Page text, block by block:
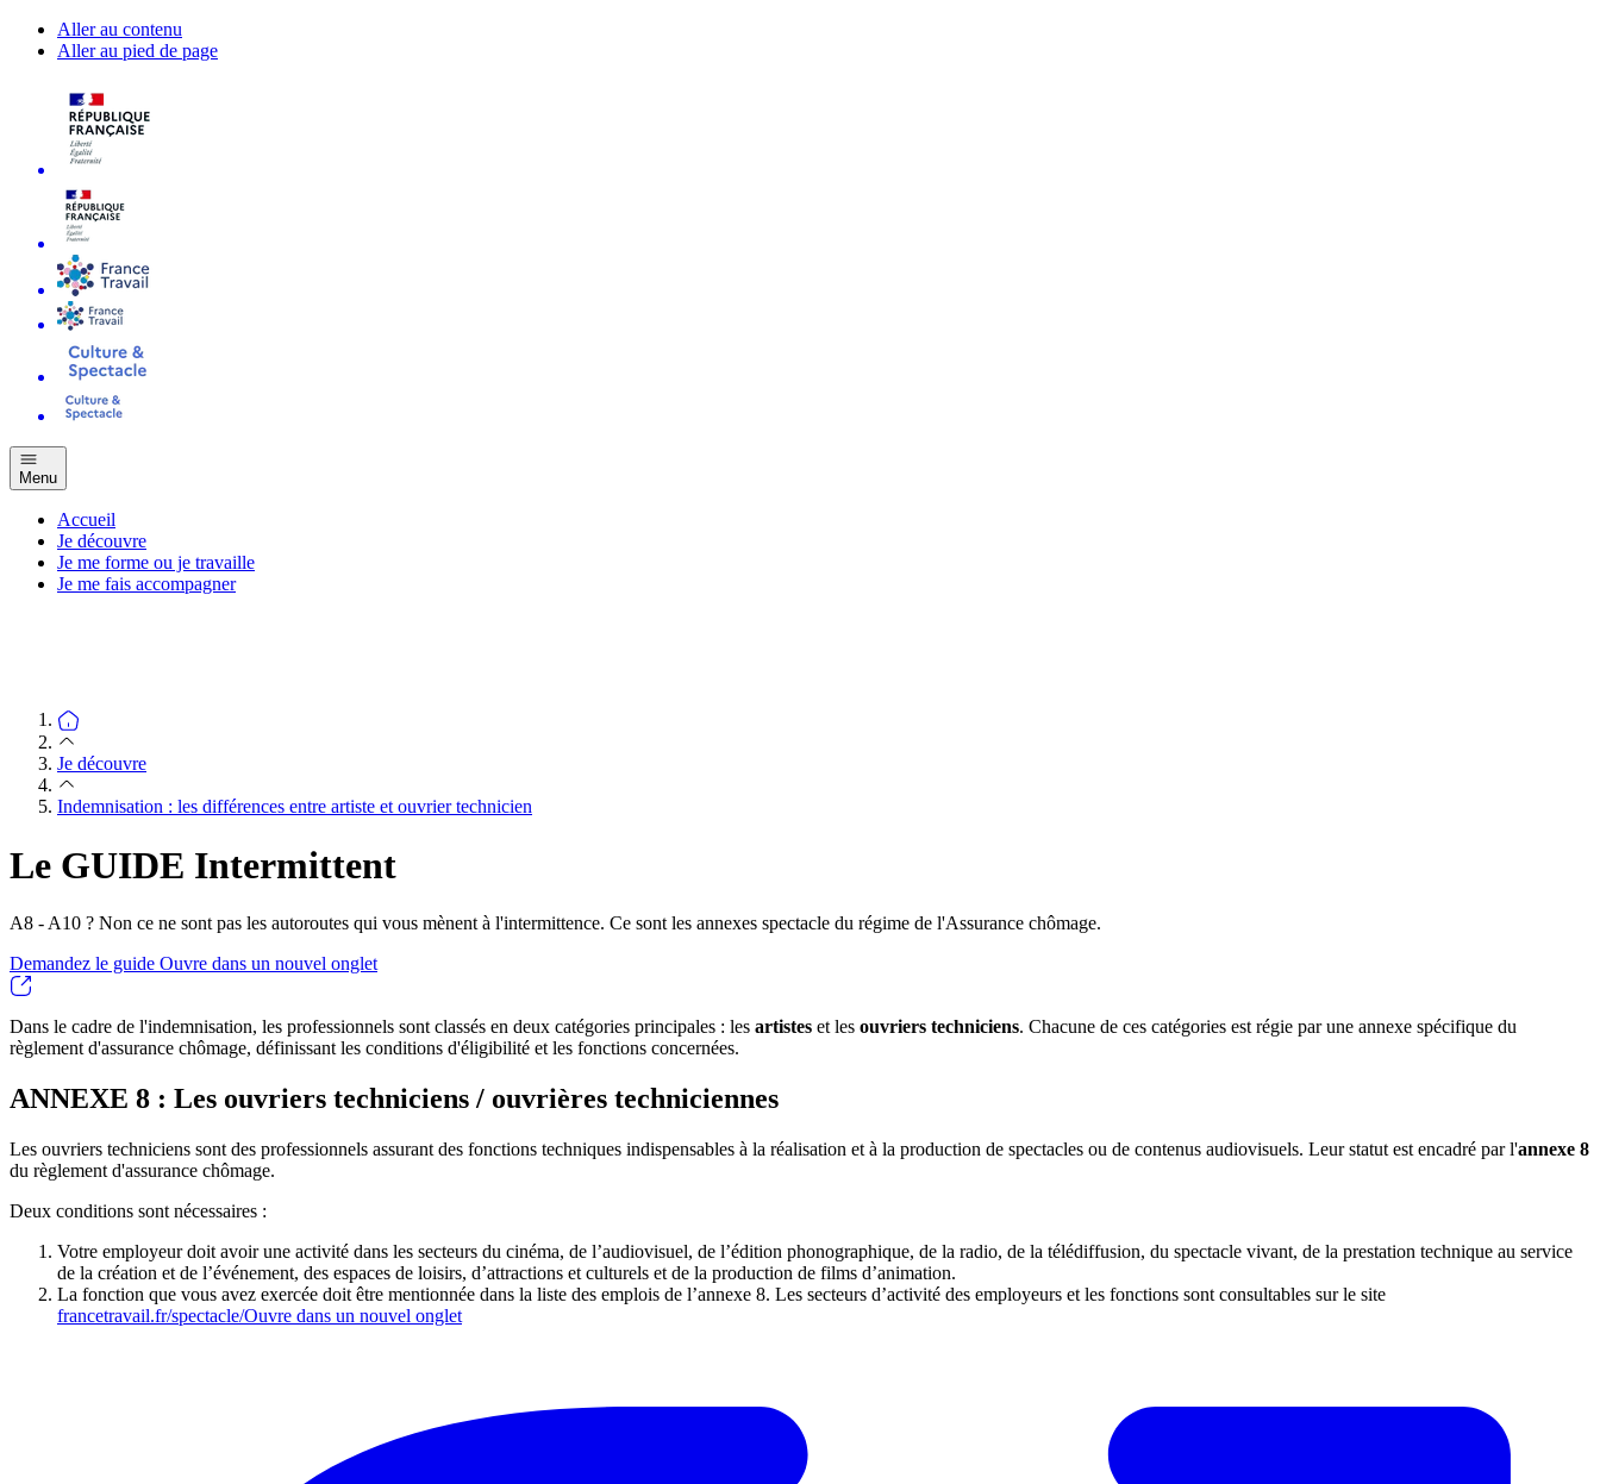
Aller au contenu
Aller au pied de page
Menu
Accueil
Je découvre
Je me forme ou je travaille
Je me fais accompagner
Je découvre
Indemnisation : les différences entre artiste et ouvrier technicien
Le GUIDE Intermittent
A8 - A10 ? Non ce ne sont pas les autoroutes qui vous mènent à l'intermittence. Ce sont les annexes spectacle du régime de l'Assurance chômage.
Demandez le guide Ouvre dans un nouvel onglet
Dans le cadre de l'indemnisation, les professionnels sont classés en deux catégories principales : les artistes et les ouvriers techniciens. Chacune de ces catégories est régie par une annexe spécifique du
règlement d'assurance chômage, définissant les conditions d'éligibilité et les fonctions concernées.
ANNEXE 8 : Les ouvriers techniciens / ouvrières techniciennes
Les ouvriers techniciens sont des professionnels assurant des fonctions techniques indispensables à la réalisation et à la production de spectacles ou de contenus audiovisuels. Leur statut est encadré par l'annexe 8
du règlement d'assurance chômage.
Deux conditions sont nécessaires :
Votre employeur doit avoir une activité dans les secteurs du cinéma, de l’audiovisuel, de l’édition phonographique, de la radio, de la télédiffusion, du spectacle vivant, de la prestation technique au service
de la création et de l’événement, des espaces de loisirs, d’attractions et culturels et de la production de films d’animation.
La fonction que vous avez exercée doit être mentionnée dans la liste des emplois de l’annexe 8. Les secteurs d’activité des employeurs et les fonctions sont consultables sur le site
francetravail.fr/spectacle/Ouvre dans un nouvel onglet